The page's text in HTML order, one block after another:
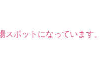
ポットになっています。